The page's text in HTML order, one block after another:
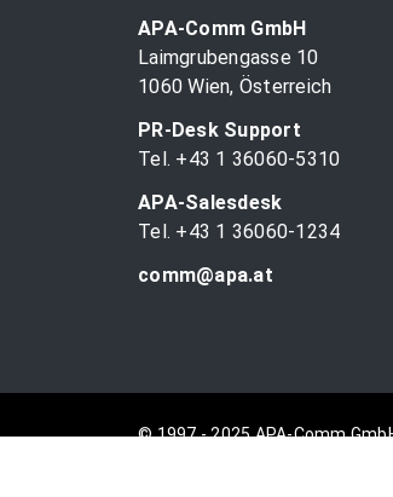
APA-Comm GmbH
Laimgrubengasse 10
1060 Wien, Österreich
PR-Desk Support
Tel. +43 1 36060-5310
APA-Salesdesk
Tel. +43 1 36060-1234
comm@apa.at
© 1997 - 2025 APA-Comm